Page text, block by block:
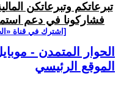
تبرعاتكم وتبرعاتكن
فشاركونا في دعم
[اشترك في قناة
الحوار المتمدن -
الموقع الرئيسي